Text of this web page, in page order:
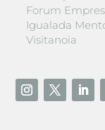
Forum
Igualada
Visitanoia